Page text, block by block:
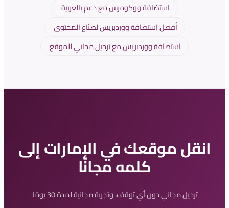
استضافة ووكومرس مع دعم بالعربية
أفضل استضافة ووردبريس لصنّاع المحتوى
استضافة ووردبريس مع ترحيل مجاني للموقع
انقل موقعك في الإمارات إلى
كلمه مجانًا
ترحيل مجاني دون أي توقف، وتجربة مجانية لمدة 30 يومًا.